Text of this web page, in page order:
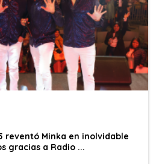
reventó Minka en inolvidable
gracias a Radio ...